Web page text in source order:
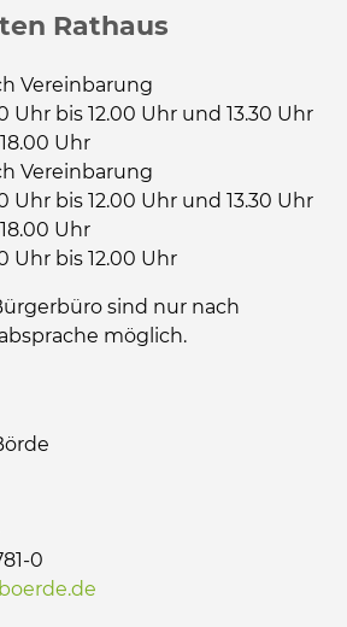
Rathaus
Vereinbarung
Uhr bis 12.00 Uhr und 13.30 Uhr
Uhr
Vereinbarung
Uhr bis 12.00 Uhr und 13.30 Uhr
Uhr
Uhr bis 12.00 Uhr
sind nur nach
möglich.
0